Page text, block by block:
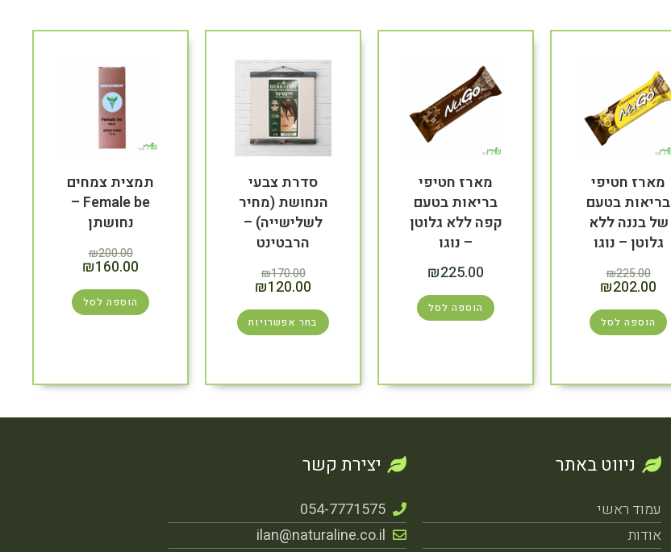
מארז חטיפי
בריאות בטעם
של בננה ללא
גלוטן – נוגו
₪225.00
₪202.00
הוספה לסל
מארז חטיפי
בריאות בטעם
קפה ללא גלוטן
– נוגו
₪225.00
הוספה לסל
סדרת צבעי
הנחושת (מחיר
לשלישייה) –
הרבטינט
₪170.00
₪120.00
בחר אפשרויות
תמצית צמחים
Female be –
נחושתן
₪200.00
₪160.00
הוספה לסל
ניווט באתר
עמוד ראשי
אודות
יצירת קשר
054-7771575
ilan@naturaline.co.il